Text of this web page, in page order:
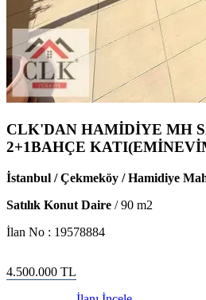
CLK'DAN HAMİDİYE MH
2+1BAHÇE
İstanbul / Çekmeköy / Hamidiye
Satılık Konut Daire /90 m2
İlan No : 19578884
4.500.000 TL